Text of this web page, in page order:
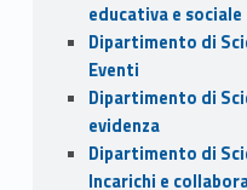
educativa e sociale
Dipartimento di
Eventi
Dipartimento di
evidenza
Dipartimento di
Incarichi e